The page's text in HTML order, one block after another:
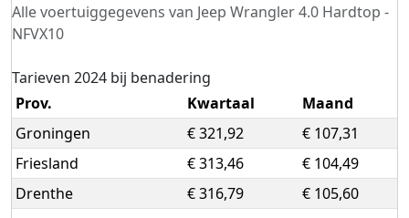
Alle voertuiggegevens van Jeep Wrangler 4.0 Hardtop -
NFVX10
Tarieven 2024 bij benadering
Prov.
Kwartaal
Maand
Groningen
€ 321,92
€ 107,31
Friesland
€ 313,46
€ 104,49
Drenthe
€ 316,79
€ 105,60